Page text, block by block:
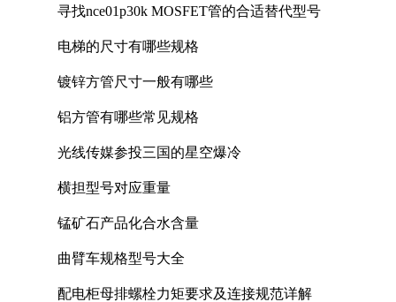
寻找nce01p30k MOSFET管的合适替代型号
电梯的尺寸有哪些规格
镀锌方管尺寸一般有哪些
铝方管有哪些常见规格
光线传媒参投三国的星空爆冷
横担型号对应重量
锰矿石产品化合水含量
曲臂车规格型号大全
配电柜母排螺栓力矩要求及连接规范详解